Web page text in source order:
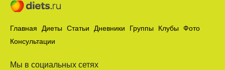
Главная Диеты Статьи Дневники Группы Клубы
Фото
Консультации
Мы в социальных сетях